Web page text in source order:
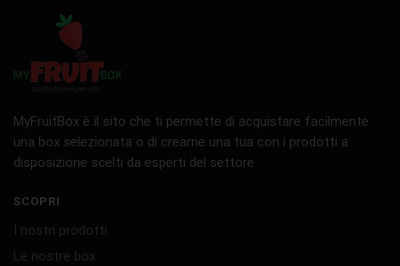
MyFruitBox è il sito che ti permette di acquistare facilmente
una box selezionata o di crearne una tua con i prodotti a
disposizione scelti da esperti del settore
SCOPRI
I nostri prodotti
Le nostre box